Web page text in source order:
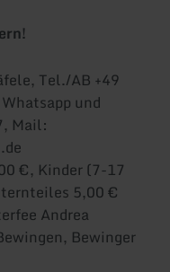
Tel./AB +49
und
Mail:
€, Kinder (7-17
5,00 €
Andrea
Bewinger